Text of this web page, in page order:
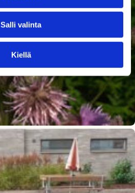
Salli valinta
Kiellä